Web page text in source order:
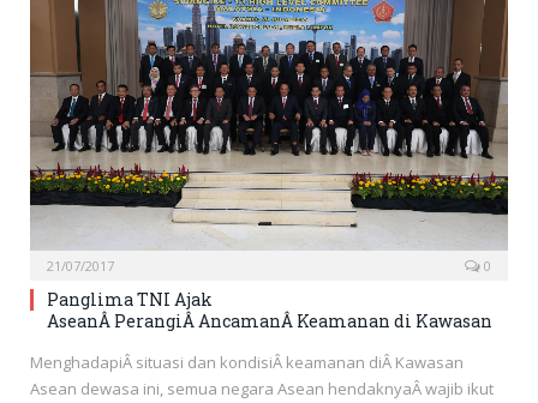
21/07/2017 0
Panglima TNI Ajak
AseanÂ PerangiÂ AncamanÂ Keamanan di Kawasan
MenghadapiÂ situasi dan kondisiÂ keamanan diÂ Kawasan
Asean dewasa ini, semua negara Asean hendaknyaÂ wajib ikut